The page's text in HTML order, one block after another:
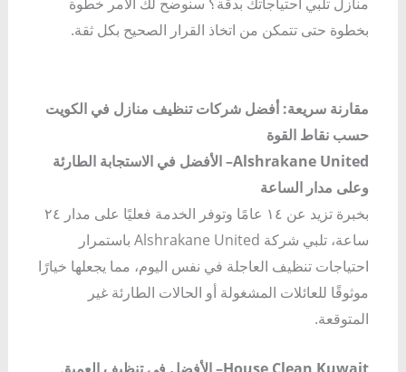
بخطوة حتى تتمكن من اتخاذ القرار الصحيح بكل ثقة.
مقارنة سريعة: أفضل شركات تنظيف منازل في الكويت
حسب نقاط القوة
Alshrakane United– الأفضل في الاستجابة الطارئة
وعلى مدار الساعة
بخبرة تزيد عن ١٤ عامًا وتوفر الخدمة فعليًا على مدار ٢٤
ساعة، تلبي شركة Alshrakane United باستمرار
احتياجات تنظيف العاجلة في نفس اليوم، مما يجعلها خيارًا
موثوقًا للعائلات المشغولة أو الحالات الطارئة غير
المتوقعة.